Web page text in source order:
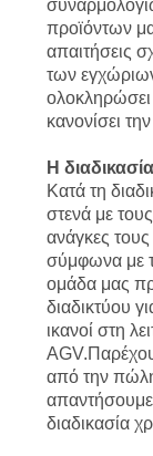
προϊόντων
απαιτήσεις
των
ολοκληρώσει
κανονίσει
Η
Κατά τη
στενά με
ανάγκες
σύμφωνα με
ομάδα μας
διαδικτύου
ικανοί στη
από την
απαντήσουμε
διαδικασία